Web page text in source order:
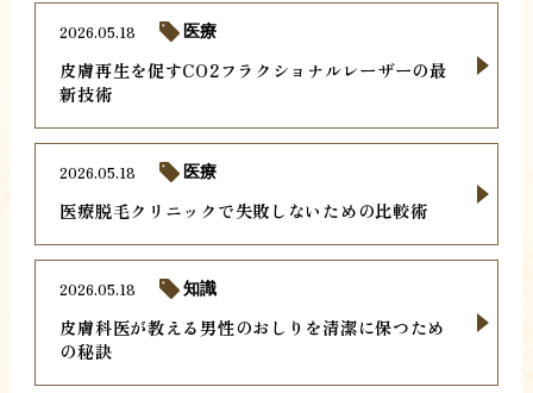
皮膚再生を促すCO2フラクショナルレーザーの最
新技術
2026.05.18 医療
医療脱毛クリニックで失敗しないための比較術
2026.05.18 医療
皮膚科医が教える男性のおしりを清潔に保つため
の秘訣
2026.05.18 知識